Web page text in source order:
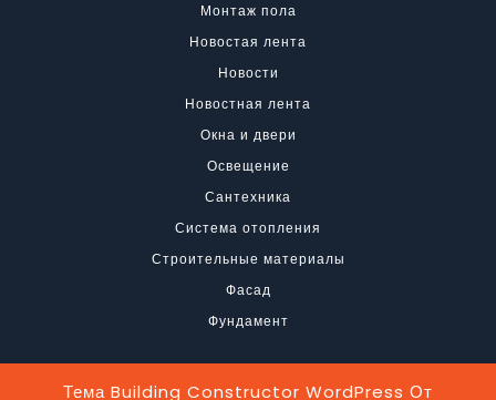
Монтаж пола
Новостая лента
Новости
Новостная лента
Окна и двери
Освещение
Сантехника
Система отопления
Строительные материалы
Фасад
Фундамент
Тема Building Constructor WordPress От